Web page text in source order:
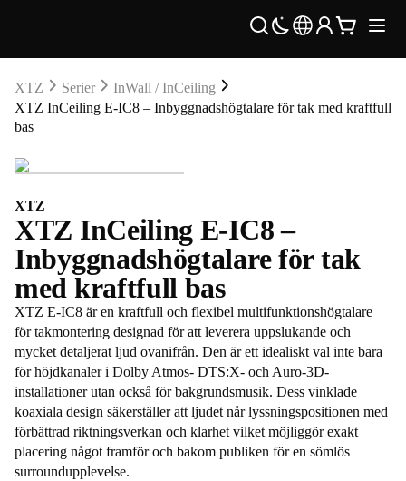
XTZ Serier
InWall / InCeiling
XTZ InCeiling E-IC8 – Inbyggnadshögtalare för tak med kraftfull
bas
XTZ
XTZ InCeiling E-IC8 –
Inbyggnadshögtalare för tak
med kraftfull bas
XTZ E-IC8 är en kraftfull och flexibel multifunktionshögtalare
för takmontering designad för att leverera uppslukande och
mycket detaljerat ljud ovanifrån. Den är ett idealiskt val inte bara
för höjdkanaler i Dolby Atmos- DTS:X- och Auro-3D-
installationer utan också för bakgrundsmusik. Dess vinklade
koaxiala design säkerställer att ljudet når lyssningspositionen med
förbättrad riktningsverkan och klarhet vilket möjliggör exakt
placering något framför och bakom publiken för en sömlös
surroundupplevelse.